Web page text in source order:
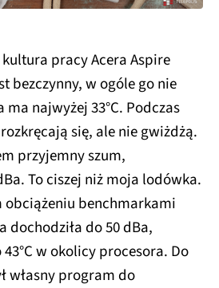
pracy Acera Aspire
bezczynny, w ogóle go nie
najwyżej 33°C. Podczas
się, ale nie gwiżdżą.
przyjemny szum,
To ciszej niż moja lodówka.
obciążeniu benchmarkami
dochodziła do 50 dBa,
w okolicy procesora. Do
własny program do